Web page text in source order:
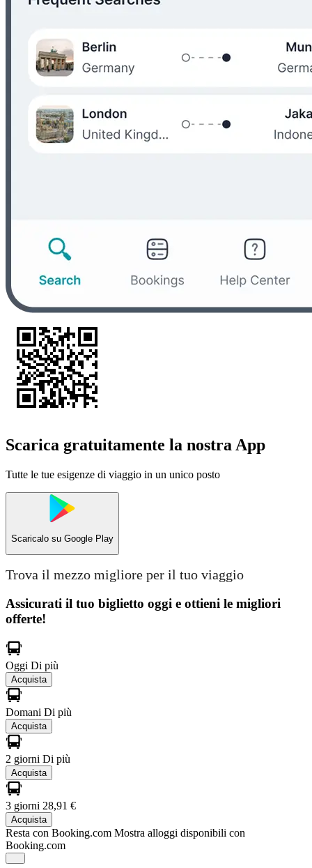
Scarica gratuitamente la nostra App
Tutte le tue esigenze di viaggio in un unico posto
Scaricalo su Google Play
Trova il mezzo migliore per il tuo viaggio
Assicurati il ​​tuo biglietto oggi e ottieni le migliori
offerte!
Oggi Di più
Acquista
Domani Di più
Acquista
2 giorni Di più
Acquista
3 giorni 28,91 €
Acquista
Resta con Booking.com Mostra alloggi disponibili con
Booking.com